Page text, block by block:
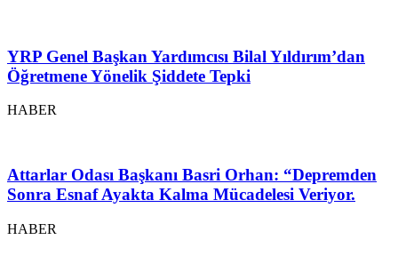
YRP Genel Başkan Yardımcısı Bilal Yıldırım’dan
Öğretmene Yönelik Şiddete Tepki
HABER
Attarlar Odası Başkanı Basri Orhan: “Depremden
Sonra Esnaf Ayakta Kalma Mücadelesi Veriyor.
HABER